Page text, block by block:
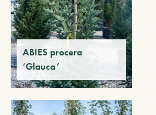
ABIES procera
‘Glauca’